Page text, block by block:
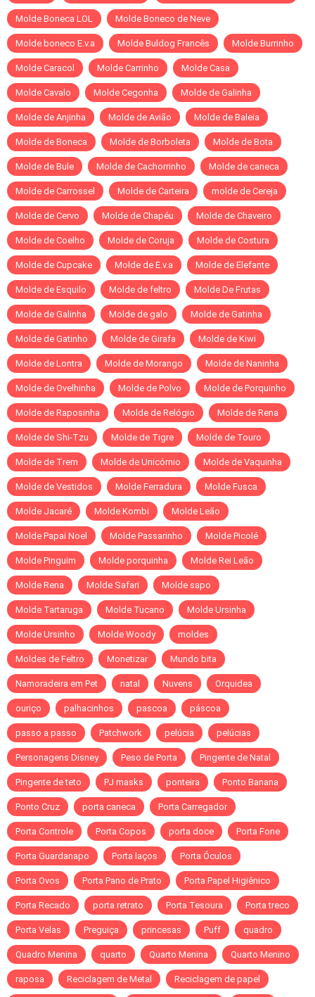
Molde Boneca LOL Molde Boneco de Neve
Molde boneco E.v.a Molde Buldog Francês Molde Burrinho
Molde Caracol Molde Carrinho Molde Casa
Molde Cavalo Molde Cegonha Molde de Galinha
Molde de Anjinha Molde de Avião Molde de Baleia
Molde de Boneca Molde de Borboleta Molde de Bota
Molde de Bule Molde de Cachorrinho Molde de caneca
Molde de Carrossel Molde de Carteira molde de Cereja
Molde de Cervo Molde de Chapéu Molde de Chaveiro
Molde de Coelho Molde de Coruja Molde de Costura
Molde de Cupcake Molde de E.v.a Molde de Elefante
Molde de Esquilo Molde de feltro Molde De Frutas
Molde de Galinha Molde de galo Molde de Gatinha
Molde de Gatinho Molde de Girafa Molde de Kiwi
Molde de Lontra Molde de Morango Molde de Naninha
Molde de Ovelhinha Molde de Polvo Molde de Porquinho
Molde de Raposinha Molde de Relógio Molde de Rena
Molde de Shi-Tzu Molde de Tigre Molde de Touro
Molde de Trem Molde de Unicórnio Molde de Vaquinha
Molde de Vestidos Molde Ferradura Molde Fusca
Molde Jacaré Molde Kombi Molde Leão
Molde Papai Noel Molde Passarinho Molde Picolé
Molde Pinguim Molde porquinha Molde Rei Leão
Molde Rena Molde Safari Molde sapo
Molde Tartaruga Molde Tucano Molde Ursinha
Molde Ursinho Molde Woody moldes
Moldes de Feltro Monetizar Mundo bita
Namoradeira em Pet natal Nuvens Orquidea
ouriço palhacinhos pascoa páscoa
passo a passo Patchwork pelúcia pelúcias
Personagens Disney Peso de Porta Pingente de Natal
Pingente de teto PJ masks ponteira Ponto Banana
Ponto Cruz porta caneca Porta Carregador
Porta Controle Porta Copos porta doce Porta Fone
Porta Guardanapo Porta laços Porta Óculos
Porta Ovos Porta Pano de Prato Porta Papel Higiênico
Porta Recado porta retrato Porta Tesoura Porta treco
Porta Velas Preguiça princesas Puff quadro
Quadro Menina quarto Quarto Menina Quarto Menino
raposa Reciclagem de Metal Reciclagem de papel